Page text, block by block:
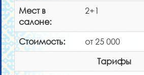
Мест в
салоне:
2+1
Стоимость:
от 25 000
Тарифы